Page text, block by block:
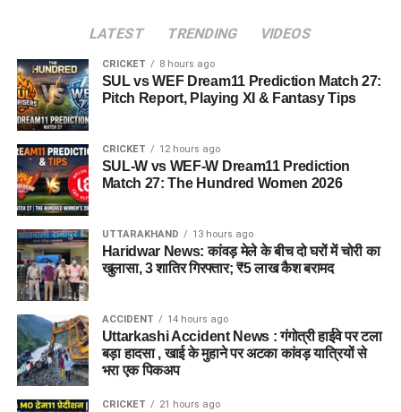
LATEST TRENDING VIDEOS
CRICKET 8 hours ago
SUL vs WEF Dream11 Prediction Match 27:
Pitch Report, Playing XI & Fantasy Tips
CRICKET 12 hours ago
SUL-W vs WEF-W Dream11 Prediction
Match 27: The Hundred Women 2026
UTTARAKHAND 13 hours ago
Haridwar News: कांवड़ मेले के बीच दो घरों में चोरी का
खुलासा, 3 शातिर गिरफ्तार; ₹5 लाख कैश बरामद
ACCIDENT 14 hours ago
Uttarkashi Accident News : गंगोत्री हाईवे पर टला
बड़ा हादसा , खाई के मुहाने पर अटका कांवड़ यात्रियों से
भरा एक पिकअप
CRICKET 21 hours ago